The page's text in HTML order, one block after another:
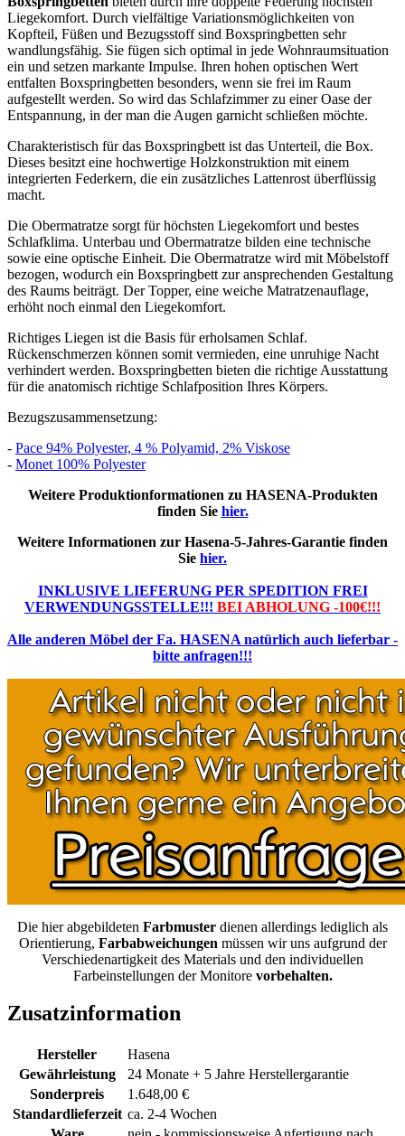
Liegekomfort. Durch vielfältige Variationsmöglichkeiten von
Kopfteil, Füßen und Bezugsstoff sind Boxspringbetten sehr
wandlungsfähig. Sie fügen sich optimal in jede Wohnraumsituation
ein und setzen markante Impulse. Ihren hohen optischen Wert
entfalten Boxspringbetten besonders, wenn sie frei im Raum
aufgestellt werden. So wird das Schlafzimmer zu einer Oase der
Entspannung, in der man die Augen garnicht schließen möchte.
Charakteristisch für das Boxspringbett ist das Unterteil, die Box.
Dieses besitzt eine hochwertige Holzkonstruktion mit einem
integrierten Federkern, die ein zusätzliches Lattenrost überflüssig
macht.
Die Obermatratze sorgt für höchsten Liegekomfort und bestes
Schlafklima. Unterbau und Obermatratze bilden eine technische
sowie eine optische Einheit. Die Obermatratze wird mit Möbelstoff
bezogen, wodurch ein Boxspringbett zur ansprechenden Gestaltung
des Raums beiträgt. Der Topper, eine weiche Matratzenauflage,
erhöht noch einmal den Liegekomfort.
Richtiges Liegen ist die Basis für erholsamen Schlaf.
Rückenschmerzen können somit vermieden, eine unruhige Nacht
verhindert werden. Boxspringbetten bieten die richtige Ausstattung
für die anatomisch richtige Schlafposition Ihres Körpers.
Bezugszusammensetzung:
- Pace 94% Polyester, 4 % Polyamid, 2% Viskose
- Monet 100% Polyester
Weitere Produktionformationen zu HASENA-Produkten
finden Sie hier.
Weitere Informationen zur Hasena-5-Jahres-Garantie finden
Sie hier.
INKLUSIVE LIEFERUNG PER SPEDITION FREI
VERWENDUNGSSTELLE!!! BEI ABHOLUNG -100€!!!
Alle anderen Möbel der Fa. HASENA natürlich auch lieferbar -
bitte anfragen!!!
Die hier abgebildeten Farbmuster dienen allerdings lediglich als
Orientierung, Farbabweichungen müssen wir uns aufgrund der
Verschiedenartigkeit des Materials und den individuellen
Farbeinstellungen der Monitore vorbehalten.
Zusatzinformation
Hersteller
Hasena
Gewährleistung
24 Monate + 5 Jahre Herstellergarantie
Sonderpreis
1.648,00 €
Standardlieferzeit ca. 2-4 Wochen